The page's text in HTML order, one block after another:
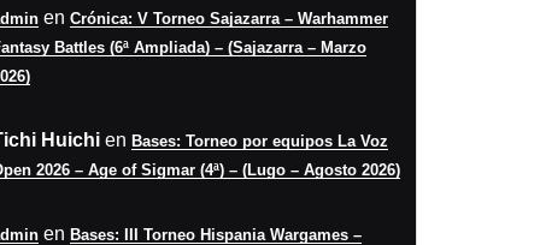
en Crónica: V Torneo Sajazarra – Warhammer
Battles (6ª Ampliada) – (Sajazarra – Marzo
Huichi en Bases: Torneo por equipos La Voz
2026 – Age of Sigmar (4ª) – (Lugo – Agosto 2026)
en Bases: III Torneo Hispania Wargames –